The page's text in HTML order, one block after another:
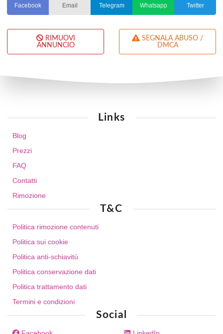
Facebook Email Telegram Whatsapp Twitter
RIMUOVI
ANNUNCIO
DMCA
Links
Blog
Prezzi
FAQ
Contatti
Rimozione
T&C
Politica rimozione contenuti
Politica sui cookie
Politica anti-schiavitù
Politica conservazione dati
Politica trattamento dati
Termini e condizioni
Social